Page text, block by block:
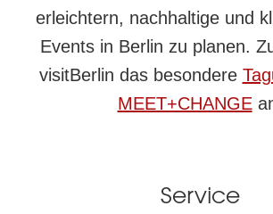
erleichtern, nachhaltige und
Events in Berlin zu planen.
visitBerlin das besondere
MEET+CHANGE
Service